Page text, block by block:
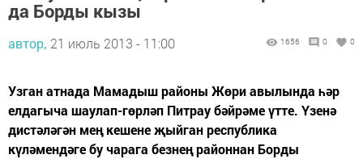
да Борды кызы
автор, 21 июль 2013 - 11:00 1656 0 0
Узган атнада Мамадыш районы Жөри авылында һәр
елдагыча шаулап-гөрләп Питрау бәйрәме үтте. Үзенә
дистәләгән мең кешене җыйган республика
күләмендәге бу чарага безнең районнан Борды